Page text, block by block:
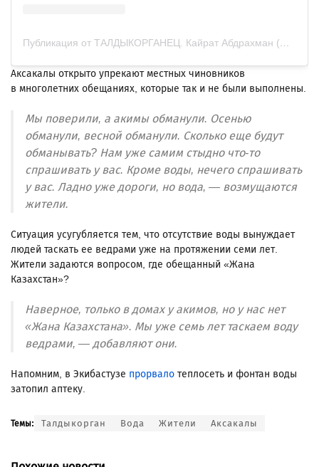
Публикация от ТАЛДЫКОРГАНЕЦ. Кайрат Абдрахман (@taldykorganec.insta_)
Аксакалы открыто упрекают местных чиновников
в многолетних обещаниях, которые так и не были выполнены.
Мы поверили, а акимы обманули. Осенью
обманули, весной обманули. Сколько еще будут
обманывать? Нам уже самим стыдно что-то
спрашивать у вас. Кроме воды, нечего спрашивать
у вас. Ладно уже дороги, но вода, — возмущаются
жители.
Ситуация усугубляется тем, что отсутствие воды вынуждает
людей таскать ее ведрами уже на протяжении семи лет.
Жители задаются вопросом, где обещанный «Жана
Казахстан»?
Наверное, только в домах у акимов, но у нас нет
«Жана Казахстана». Мы уже семь лет таскаем воду
ведрами, — добавляют они.
Напомним, в Экибастузе прорвало теплосеть и фонтан воды
затопил аптеку.
Темы: Талдыкорган Вода Жители Аксакалы